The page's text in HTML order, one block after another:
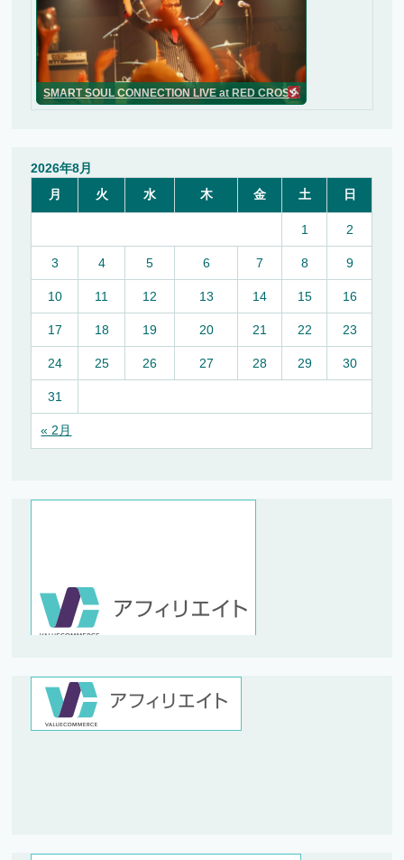
SMART SOUL CONNECTION LIVE at RED CROSS
2026年8月
月
火 水 木 金 土 日
« 2月
1 2
3 4 5 6 7 8 9
10 11 12 13 14 15 16
17 18 19 20 21 22 23
24 25 26 27 28 29 30
31